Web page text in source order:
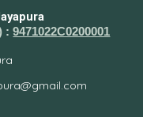
:9471022C0200001